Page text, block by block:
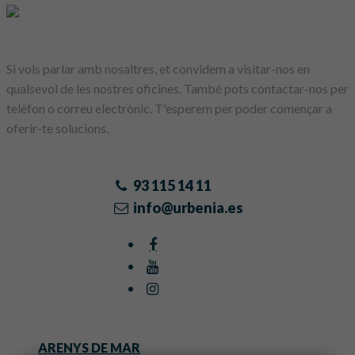
93 115 14 11
info@urbenia.es
Si vols parlar amb nosaltres, et convidem a visitar-nos en
qualsevol de les nostres oficines. També pots contactar-nos per
telèfon o correu electrònic. T'esperem per poder començar a
oferir-te solucions.
ARENYS DE MAR